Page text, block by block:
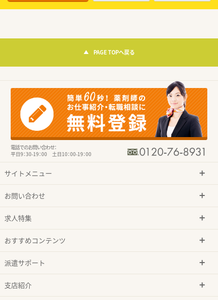
PAGE TOPへ戻る
電話でのお問い合わせ：
平日9：30-19：00 土日10：00-19：00
サイトメニュー
お問い合わせ
求人特集
おすすめコンテンツ
派遣サポート
支店紹介